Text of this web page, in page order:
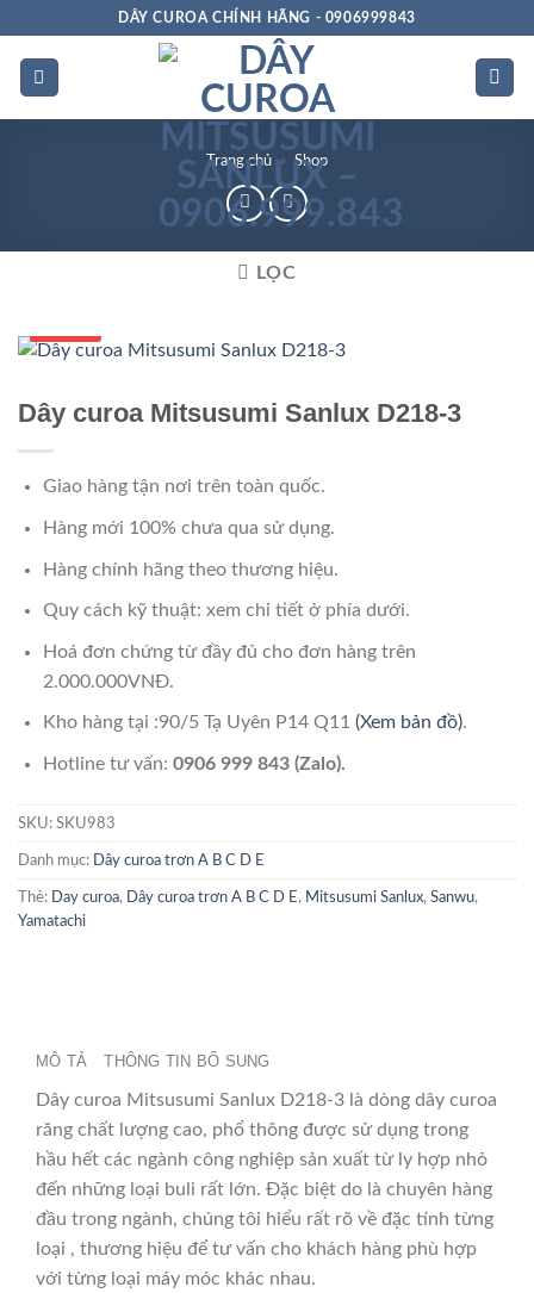
dung
DÂY CUROA CHÍNH HÃNG - 0906999843
Trang chủ » Shop
LỌC
Dây curoa Mitsusumi Sanlux D218-3
Giao hàng tận nơi trên toàn quốc.
Hàng mới 100% chưa qua sử dụng.
Hàng chính hãng theo thương hiệu.
Quy cách kỹ thuật: xem chi tiết ở phía dưới.
Hoá đơn chứng từ đầy đủ cho đơn hàng trên
2.000.000VNĐ.
Kho hàng tại :90/5 Tạ Uyên P14 Q11 (Xem bản đồ).
Hotline tư vấn: 0906 999 843 (Zalo).
SKU: SKU983
Danh mục: Dây curoa trơn A B C D E
Thẻ: Day curoa, Dây curoa trơn A B C D E , Mitsusumi Sanlux, Sanwu,
Yamatachi
MÔ TẢ THÔNG TIN BỔ SUNG
Dây curoa Mitsusumi Sanlux D218-3 là dòng dây curoa
răng chất lượng cao, phổ thông được sử dụng trong
hầu hết các ngành công nghiệp sản xuất từ ly hợp nhỏ
đến những loại buli rất lớn. Đặc biệt do là chuyên hàng
đầu trong ngành, chúng tôi hiểu rất rõ về đặc tính từng
loại , thương hiệu để tư vấn cho khách hàng phù hợp
với từng loại máy móc khác nhau.